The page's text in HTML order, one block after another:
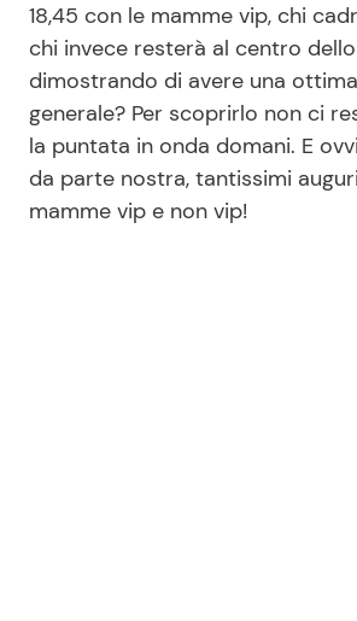
18,45 con le mamme vip, chi
chi invece resterà al centro
dimostrando di avere una
generale? Per scoprirlo non ci
la puntata in onda domani. E
da parte nostra, tantissimi
mamme vip e non vip!